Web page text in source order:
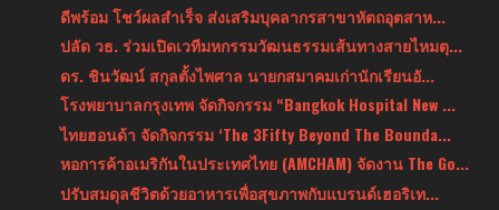
ดีพร้อม โชว์ผลสำเร็จ ส่งเสริมบุคลากรสาขาหัตถอุตสาห...
ปลัด วธ. ร่วมเปิดเวทีมหกรรมวัฒนธรรมเส้นทางสายไหมตุ...
ดร. ชินวัฒน์ สกุลตั้งไพศาล นายกสมาคมเก่านักเรียนอั...
โรงพยาบาลกรุงเทพ จัดกิจกรรม “Bangkok Hospital New ...
ไทยฮอนด้า จัดกิจกรรม ‘The 3Fifty Beyond The Bounda...
หอการค้าอเมริกันในประเทศไทย (AMCHAM) จัดงาน The Go...
ปรับสมดุลชีวิตด้วยอาหารเพื่อสุขภาพกับแบรนด์เฮอริเท...